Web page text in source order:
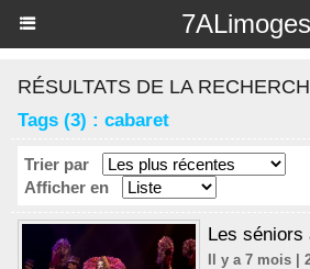
7ALimoges
RÉSULTATS DE LA
Tags (3) : cabaret
Trier par
Afficher en
Les séniors
Il y a 7 mois |